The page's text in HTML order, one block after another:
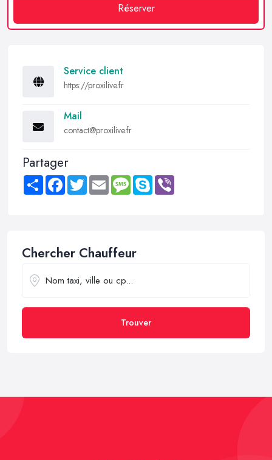
Réserver
Service client
https://proxilive.fr
Mail
contact@proxilive.fr
Partager
Share FacebookTwitter Email MessageSkype
Chercher Chauffeur
Trouver